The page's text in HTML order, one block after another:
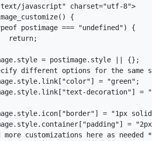
javascript" charset="utf-8">
{